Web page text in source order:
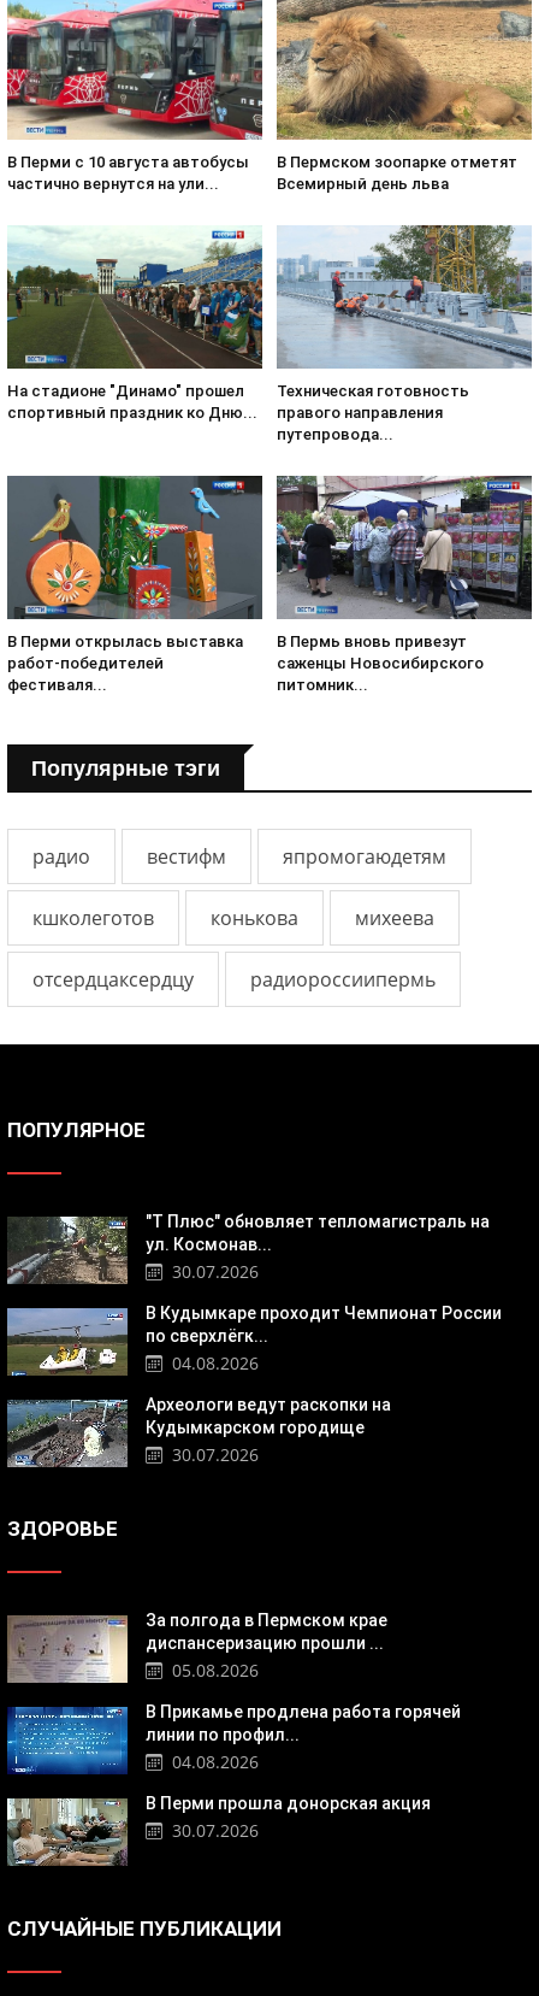
В Перми с 10 августа автобусы
частично вернутся на ули...
В Пермском зоопарке отметят
Всемирный день льва
На стадионе "Динамо" прошел
спортивный праздник ко Дню...
Техническая готовность
правого направления
путепровода...
В Перми открылась выставка
работ-победителей
фестиваля...
В Пермь вновь привезут
саженцы Новосибирского
питомник...
Популярные тэги
радио вестифм япромогаюдетям
кшколеготов конькова михеева
отсердцаксердцу радиороссиипермь
ПОПУЛЯРНОЕ
"Т Плюс" обновляет тепломагистраль на
ул. Космонав...
30.07.2026
В Кудымкаре проходит Чемпионат России
по сверхлёгк...
04.08.2026
Археологи ведут раскопки на
Кудымкарском городище
30.07.2026
ЗДОРОВЬЕ
За полгода в Пермском крае
диспансеризацию прошли ...
05.08.2026
В Прикамье продлена работа горячей
линии по профил...
04.08.2026
В Перми прошла донорская акция
30.07.2026
СЛУЧАЙНЫЕ ПУБЛИКАЦИИ